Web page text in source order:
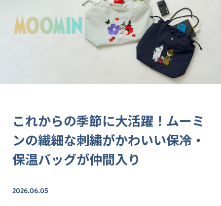
これからの季節に大活躍！ムーミ
ンの繊細な刺繍がかわいい保冷・
保温バッグが仲間入り
2026.06.05